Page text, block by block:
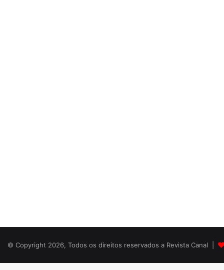
© Copyright 2026, Todos os direitos reservados a Revista Canal |